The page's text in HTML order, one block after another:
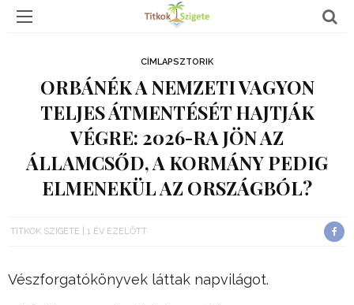
CÍMLAPSZTORIK
ORBÁNÉK A NEMZETI VAGYON
TELJES ÁTMENTÉSÉT HAJTJÁK
VÉGRE: 2026-RA JÖN AZ
ÁLLAMCSŐD, A KORMÁNY PEDIG
ELMENEKÜL AZ ORSZÁGBÓL?
TITKOK SZIGETE 1 ÉV EZELŐTT
Vészforgatókönyvek láttak napvilágot.